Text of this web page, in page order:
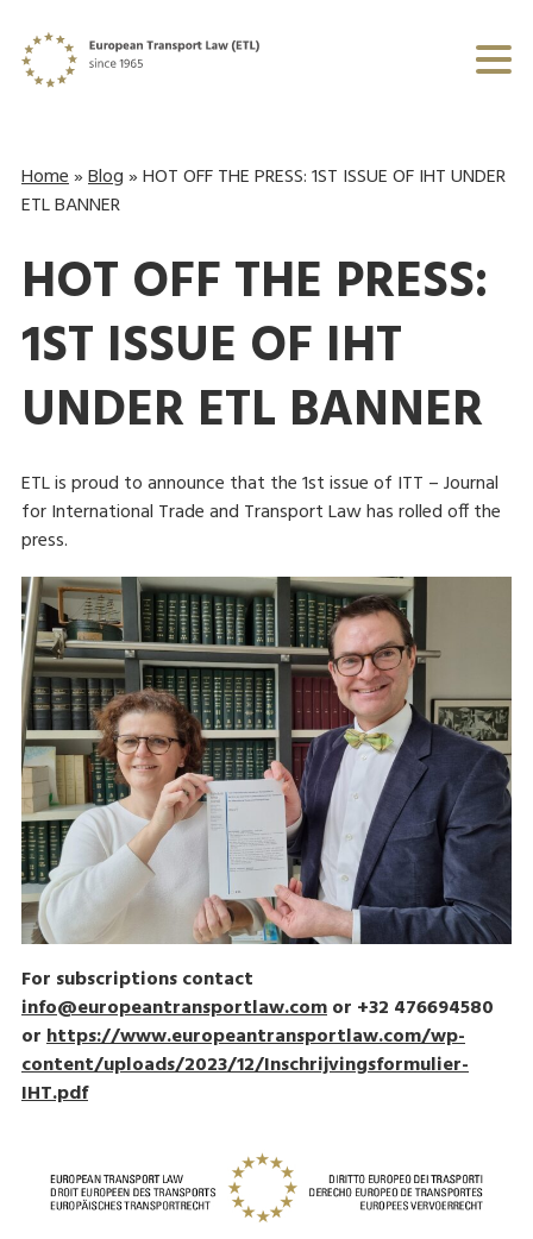
Home»Blog»HOT OFF THE PRESS: 1ST ISSUE OF IHT UNDER
ETL BANNER
HOT OFF THE PRESS:
1ST ISSUE OF IHT
UNDER ETL BANNER
ETL is proud to announce that the 1st issue of ITT – Journal
for International Trade and Transport Law has rolled off the
press.
For subscriptions contact
info@europeantransportlaw.comor +32 476694580
orhttps://www.europeantransportlaw.com/wp-
content/uploads/2023/12/Inschrijvingsformulier-
IHT.pdf